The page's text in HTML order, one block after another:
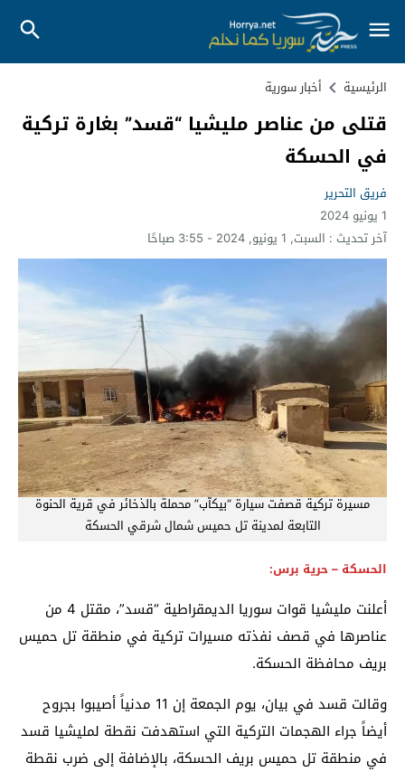
الرئيسية أخبار سورية
قتلى من عناصر مليشيا “قسد” بغارة تركية
في الحسكة
فريق التحرير
1 يونيو 2024
آخر تحديث : السبت, 1 يونيو, 2024 - 3:55 صباحًا
مسيرة تركية قصفت سيارة “بيكآب” محملة بالذخائر في قرية الحنوة
التابعة لمدينة ⁧تل حميس⁩ شمال شرقي الحسكة
الحسكة – حرية برس:
أعلنت مليشيا قوات سوريا الديمقراطية “قسد”، مقتل 4 من
عناصرها في قصف نفذته مسيرات تركية في منطقة تل حميس
بريف محافظة الحسكة.
وقالت قسد في بيان، يوم الجمعة إن 11 مدنياً أصيبوا بجروح
أيضاً جراء الهجمات التركية التي استهدفت نقطة لمليشيا قسد
في منطقة تل حميس بريف الحسكة، بالإضافة إلى ضرب نقطة